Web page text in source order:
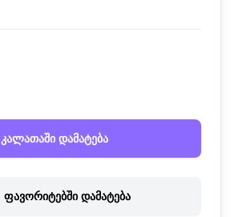
კალათაში დამატება
ფავორიტებში დამატება